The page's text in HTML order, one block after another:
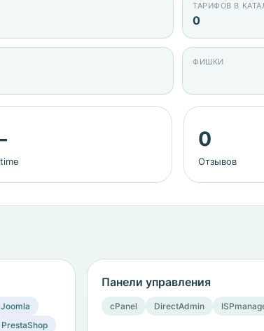
ТАРИФОВ В
0
ФИШКИ
0
Отзывов
Joomla
PrestaShop
Панели управления
cPanel DirectAdmin